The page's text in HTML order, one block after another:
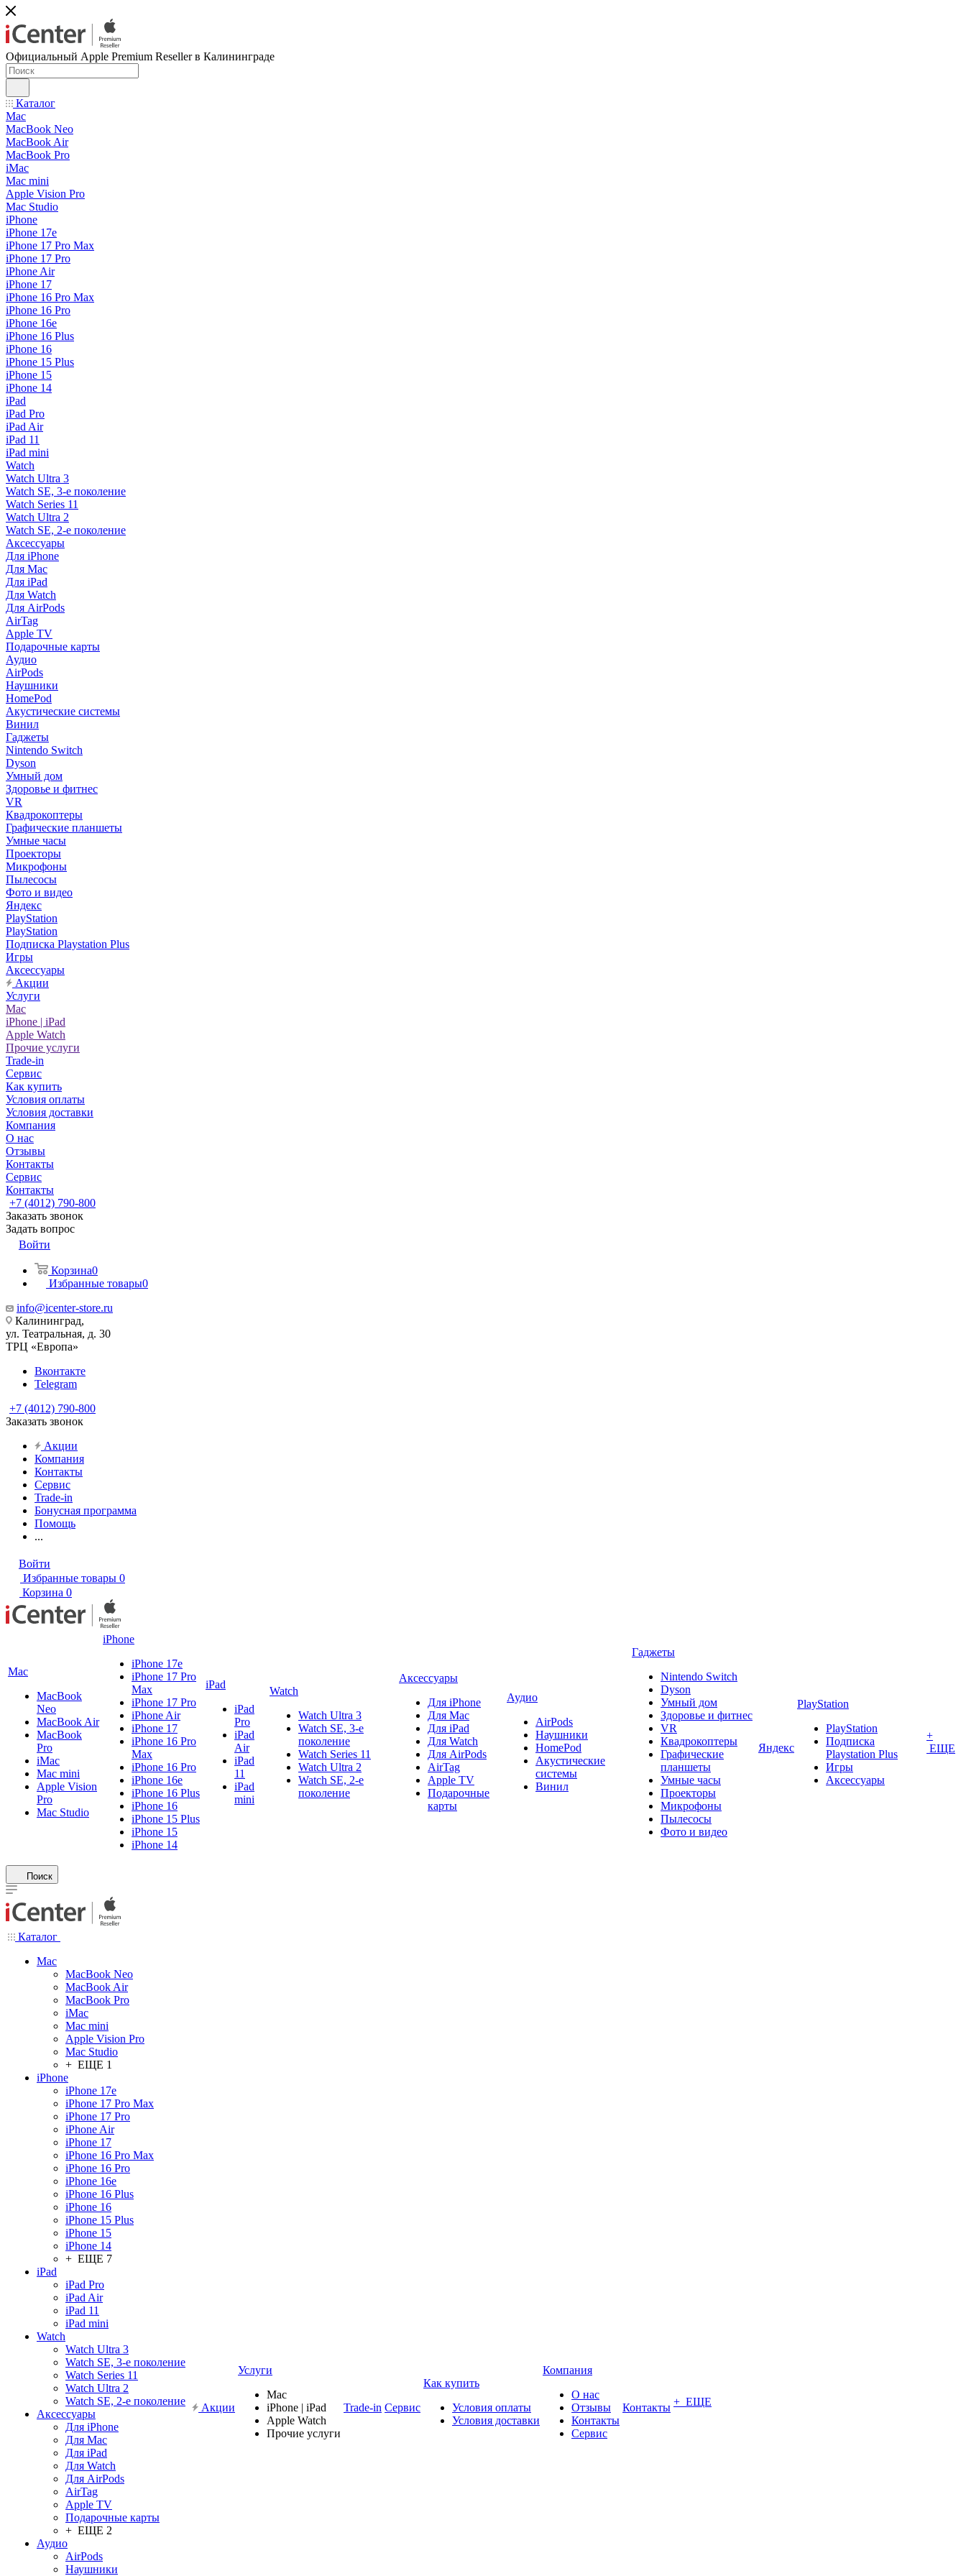
Официальный Apple Premium Reseller в Калининграде
Каталог
Mac
MacBook Neo
MacBook Air
MacBook Pro
iMac
Mac mini
Apple Vision Pro
Mac Studio
iPhone
iPhone 17e
iPhone 17 Pro Max
iPhone 17 Pro
iPhone Air
iPhone 17
iPhone 16 Pro Max
iPhone 16 Pro
iPhone 16e
iPhone 16 Plus
iPhone 16
iPhone 15 Plus
iPhone 15
iPhone 14
iPad
iPad Pro
iPad Air
iPad 11
iPad mini
Watch
Watch Ultra 3
Watch SE, 3-е поколение
Watch Series 11
Watch Ultra 2
Watch SE, 2-е поколение
Аксессуары
Для iPhone
Для Mac
Для iPad
Для Watch
Для AirPods
AirTag
Apple TV
Подарочные карты
Аудио
AirPods
Наушники
HomePod
Акустические системы
Винил
Гаджеты
Nintendo Switch
Dyson
Умный дом
Здоровье и фитнес
VR
Квадрокоптеры
Графические планшеты
Умные часы
Проекторы
Микрофоны
Пылесосы
Фото и видео
Яндекс
PlayStation
PlayStation
Подписка Playstation Plus
Игры
Аксессуары
Акции
Услуги
Mac
iPhone | iPad
Apple Watch
Прочие услуги
Trade-in
Сервис
Как купить
Условия оплаты
Условия доставки
Компания
О нас
Отзывы
Контакты
Сервис
Контакты
+7 (4012) 790-800
Заказать звонок
Задать вопрос
Войти
Корзина0
Избранные товары0
info@icenter-store.ru
Калининград,
ул. Театральная, д. 30
ТРЦ «Европа»
Вконтакте
Telegram
+7 (4012) 790-800
Заказать звонок
Акции
Компания
Контакты
Сервис
Trade-in
Бонусная программа
Помощь
...
Войти
Избранные товары 0
Корзина 0
Mac
MacBook
Neo
MacBook Air
MacBook
Pro
iMac
Mac mini
Apple Vision
Pro
Mac Studio
iPhone
iPhone 17e
iPhone 17 Pro
Max
iPhone 17 Pro
iPhone Air
iPhone 17
iPhone 16 Pro
Max
iPhone 16 Pro
iPhone 16e
iPhone 16 Plus
iPhone 16
iPhone 15 Plus
iPhone 15
iPhone 14
iPad
iPad
Pro
iPad
Air
iPad
11
iPad
mini
Watch
Watch Ultra 3
Watch SE, 3-е
поколение
Watch Series 11
Watch Ultra 2
Watch SE, 2-е
поколение
Аксессуары
Для iPhone
Для Mac
Для iPad
Для Watch
Для AirPods
AirTag
Apple TV
Подарочные
карты
Аудио
AirPods
Наушники
HomePod
Акустические
системы
Винил
Гаджеты
Nintendo Switch
Dyson
Умный дом
Здоровье и фитнес
VR
Квадрокоптеры
Графические
планшеты
Умные часы
Проекторы
Микрофоны
Пылесосы
Фото и видео
Яндекс
PlayStation
PlayStation
Подписка
Playstation Plus
Игры
Аксессуары
+
ЕЩЕ
Поиск
Каталог
Mac
MacBook Neo
MacBook Air
MacBook Pro
iMac
Mac mini
Apple Vision Pro
Mac Studio
+ ЕЩЕ 1
iPhone
iPhone 17e
iPhone 17 Pro Max
iPhone 17 Pro
iPhone Air
iPhone 17
iPhone 16 Pro Max
iPhone 16 Pro
iPhone 16e
iPhone 16 Plus
iPhone 16
iPhone 15 Plus
iPhone 15
iPhone 14
+ ЕЩЕ 7
iPad
iPad Pro
iPad Air
iPad 11
iPad mini
Watch
Watch Ultra 3
Watch SE, 3-е поколение
Watch Series 11
Watch Ultra 2
Watch SE, 2-е поколение
Аксессуары
Для iPhone
Для Mac
Для iPad
Для Watch
Для AirPods
AirTag
Apple TV
Подарочные карты
+ ЕЩЕ 2
Аудио
AirPods
Наушники
Акции
Услуги
Mac
iPhone | iPad
Apple Watch
Прочие услуги
Trade-in Сервис
Как купить
Условия оплаты
Условия доставки
Компания
О нас
Отзывы
Контакты
Сервис
Контакты + ЕЩЕ